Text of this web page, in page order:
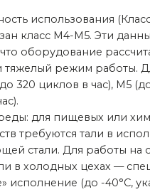
использования
класс М4-М5. Эти
оборудование
тяжелый режим работы.
320 циклов в час), М5
для пищевых или
требуются тали в
стали. Для работы на
в холодных цехах —
исполнение (до -40°C,